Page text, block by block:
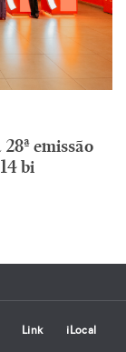
emissão
bi
Link iLocal